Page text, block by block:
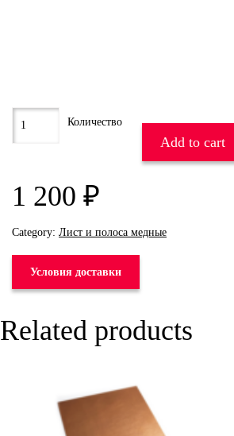
1 200 ₽
Add to cart
Category: Лист и полоса медные
Условия доставки
Related products